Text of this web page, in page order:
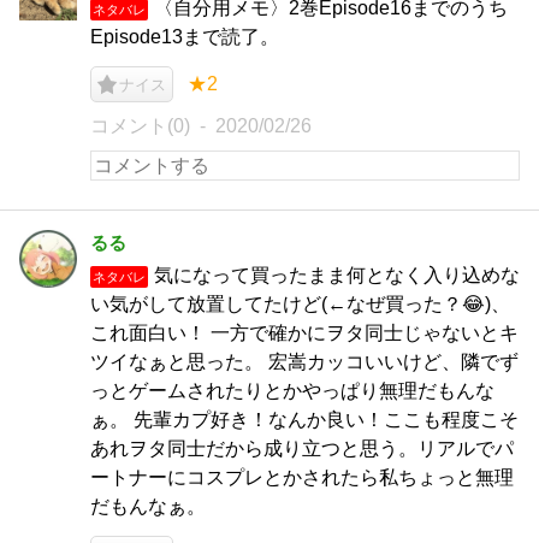
ネタバレ
〈自分用メモ〉2巻Episode16までのうち
Episode13まで読了。
ナイス ★2
コメント(0) 2020/02/26
るる
ネタバレ
気になって買ったまま何となく入り込めな
い気がして放置してたけど(←なぜ買った？😂)、
これ面白い！ 一方で確かにヲタ同士じゃないとキ
ツイなぁと思った。 宏嵩カッコいいけど、隣でず
っとゲームされたりとかやっぱり無理だもんな
ぁ。 先輩カプ好き！なんか良い！ここも程度こそ
あれヲタ同士だから成り立つと思う。リアルでパ
ートナーにコスプレとかされたら私ちょっと無理
だもんなぁ。